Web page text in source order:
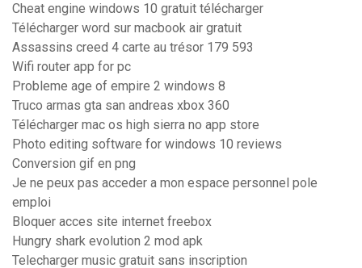
Cheat engine windows 10 gratuit télécharger
Télécharger word sur macbook air gratuit
Assassins creed 4 carte au trésor 179 593
Wifi router app for pc
Probleme age of empire 2 windows 8
Truco armas gta san andreas xbox 360
Télécharger mac os high sierra no app store
Photo editing software for windows 10 reviews
Conversion gif en png
Je ne peux pas acceder a mon espace personnel pole
emploi
Bloquer acces site internet freebox
Hungry shark evolution 2 mod apk
Telecharger music gratuit sans inscription